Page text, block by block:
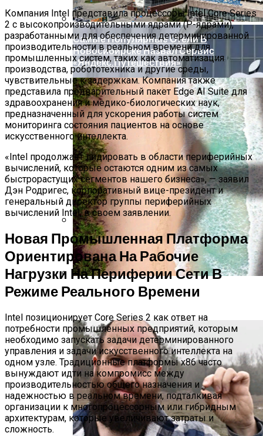
На Новые Спутники
Владельцы IPhone Готовятся Подать
В Суд На Apple
Самые Популярные Отели В
Новосибирске Назвал Сервис
«Яндекс.Путешествия»
Полетную Программу На Маврикий Из
Компания Intel представила процессоры Intel Core Series
2 с высокопроизводительными ядрами (P-ядрами),
разработанными для обеспечения детерминированной
производительности в реальном времени для
промышленных систем, таких как автоматизация
производства, робототехника и другие среды,
чувствительные к задержкам. Компания также
представила предварительный пакет Edge AI Suite для
здравоохранения и медико-биологических наук,
предназначенный для ускорения работы систем
мониторинга состояния пациентов на основе
искусственного интеллекта.
«Intel продолжает лидировать в области периферийных
вычислений, которые остаются одним из самых
быстрорастущих сегментов нашего бизнеса», — заявил
Дэн Родригес, корпоративный вице-президент и
генеральный директор группы периферийных
вычислений Intel, в своем заявлении.
Новая Промышленная Платформа
Ориентирована На Рабочие
Нагрузки На Периферии Сети В
Режиме Реального Времени
Intel позиционирует Core Series 2 как ответ на
потребности промышленных предприятий, которым
необходимо запускать задачи детерминированного
управления и задачи искусственного интеллекта на
одном узле. Традиционные платформы x86 часто
вынуждают идти на компромисс между
производительностью общего назначения и
надежностью в реальном времени, подталкивая
организации к многопроцессорным или гибридным
архитектурам, которые увеличивают затраты и
сложность.